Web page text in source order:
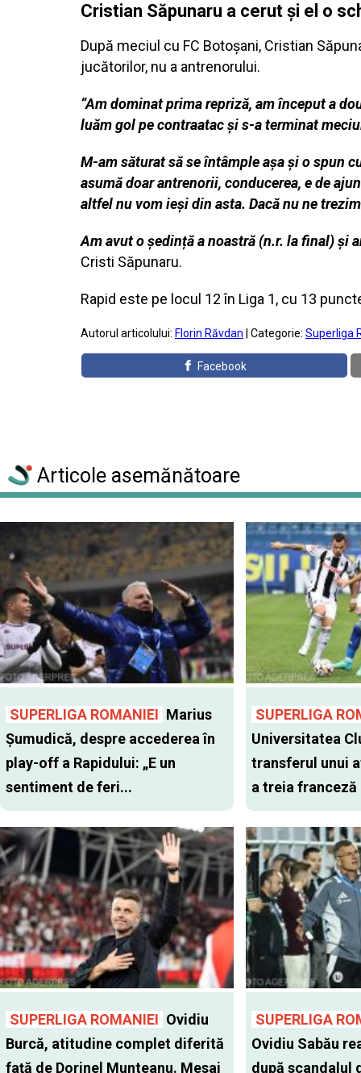
Cristian Săpunaru a cerut şi el o
După meciul cu FC Botoşani, Cristian
jucătorilor, nu a antrenorului.
”Am dominat prima repriză, am început a
luăm gol pe contraatac și s-a terminat
M-am săturat să se întâmple așa și o spun
asumă doar antrenorii, conducerea, e de
altfel nu vom ieși din asta. Dacă nu ne
Am avut o ședință a noastră (n.r. la final) și
Cristi Săpunaru.
Rapid este pe locul 12 în Liga 1, cu 13
Autorul articolului: Florin Răvdan | Categorie: Superliga
Facebook
Articole asemănătoare
SUPERLIGA ROMANIEI Marius
Șumudică, despre accederea în
play-off a Rapidului: „E un
sentiment de feri...
SUPERLIGA
Universitatea
transferul unui
a treia franceză
SUPERLIGA ROMANIEI Ovidiu
Burcă, atitudine complet diferită
faţă de Dorinel Munteanu. Mesaj
SUPERLIGA
Ovidiu Sabău
după scandalul